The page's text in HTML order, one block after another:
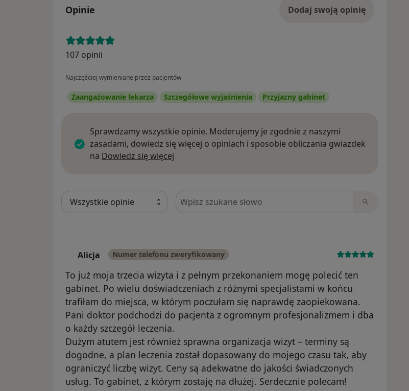
Opinie Dodaj swoją opinię
107 opinii
Najczęściej wymieniane przez pacjentów
Zaangażowanie lekarza Szczegółowe wyjaśnienia Przyjazny gabinet
Sprawdzamy wszystkie opinie. Moderujemy je zgodnie z naszymi
zasadami, dowiedz się więcej o opiniach i sposobie obliczania gwiazdek
na Dowiedz się więcej
Szukaj w opiniach
Alicja Numer telefonu zweryfikowany
To już moja trzecia wizyta i z pełnym przekonaniem mogę polecić ten
gabinet. Po wielu doświadczeniach z różnymi specjalistami w końcu
trafiłam do miejsca, w którym poczułam się naprawdę zaopiekowana.
Pani doktor podchodzi do pacjenta z ogromnym profesjonalizmem i dba
o każdy szczegół leczenia.
Dużym atutem jest również sprawna organizacja wizyt – terminy są
dogodne, a plan leczenia został dopasowany do mojego czasu tak, aby
ograniczyć liczbę wizyt. Ceny są adekwatne do jakości świadczonych
usług. To gabinet, z którym zostaję na dłużej. Serdecznie polecam!